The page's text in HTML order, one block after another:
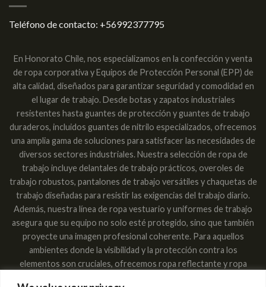
Teléfono de contacto: +56992377795
En Honorato Chile, nos especializamos en la confección y venta
de ropa corporativa y Equipos de Protección Personal (EPP) de
alta calidad, diseñados para garantizar seguridad y comodidad en
el lugar de trabajo. Desde botas y zapatos industriales
resistentes hasta guantes de protección y guantes de trabajo
duraderos, incluidos guantes de nitrilo especializados, ofrecemos
una amplia gama de soluciones para satisfacer las necesidades de
diversos sectores industriales. Nuestra selección de ropa de
trabajo incluye delantales de trabajo prácticos, overoles de
trabajo robustos, pantalones de trabajo versátiles y chaquetas de
trabajo diseñadas para resistir las exigencias del trabajo diario.
Además, nuestra línea de ropa vestuario y uniformes de trabajo
asegura que su equipo no solo esté protegido, sino que también
proyecte una imagen profesional coherente. Para aquellos
ambientes donde la visibilidad y la protección contra los
elementos son cruciales, ofrecemos ropa reflectante y ropa